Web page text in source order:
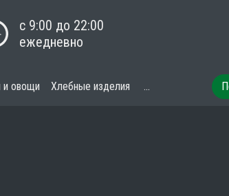
с 9:00 до 22:00
ежедневно
овощи Хлебные изделия ...